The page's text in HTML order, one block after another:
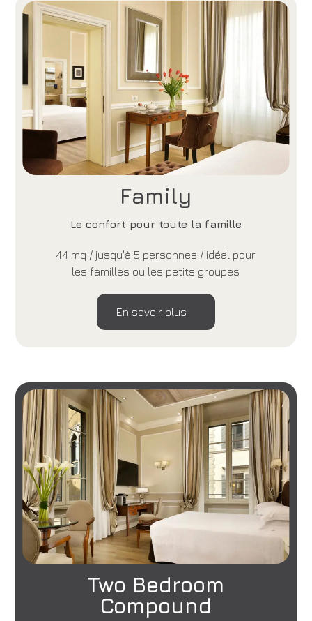
Family
Le confort pour toute la famille
44 mq / jusqu'à 5 personnes / idéal pour
les familles ou les petits groupes
En savoir plus
Two Bedroom
Compound